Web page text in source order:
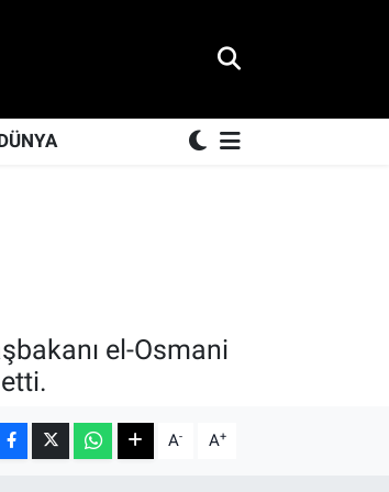
el-Osmani
A- A+